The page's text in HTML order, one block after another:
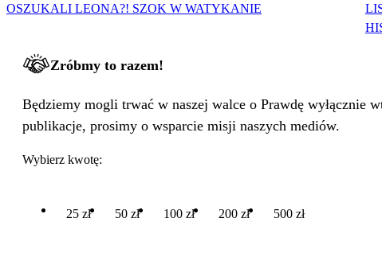
OSZUKALI LEONA?! SZOK W WATYKANIE
Zróbmy to razem!
Będziemy mogli trwać w naszej walce o Prawdę wyłącznie
publikacje, prosimy o wsparcie misji naszych mediów.
Wybierz kwotę:
25 zł 50 zł 100 zł 200 zł 500 zł